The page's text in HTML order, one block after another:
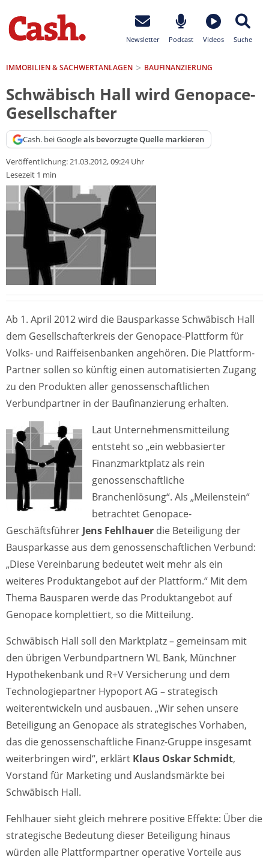
Newsletter Podcast Videos Suche
IMMOBILIEN & SACHWERTANLAGEN BAUFINANZIERUNG
Schwäbisch Hall wird Genopace-
Gesellschafter
Cash. bei Googleals bevorzugte Quelle markieren
Veröffentlichung:21.03.2012, 09:24 Uhr
Lesezeit 1 min
Ab 1. April 2012 wird die Bausparkasse Schwäbisch Hall
dem Gesellschafterkreis der Genopace-Plattform für
Volks- und Raiffeisenbanken angehören. Die Plattform-
Partner sollen so künftig einen automatisierten Zugang
zu den Produkten aller genossenschaftlichen
Verbundpartner in der Baufinanzierung erhalten.
Laut Unternehmensmitteilung
entsteht so „ein webbasierter
Finanzmarktplatz als rein
genossenschaftliche
Branchenlösung“. Als „Meilenstein“
betrachtet Genopace-
Geschäftsführer Jens Fehlhauer die Beteiligung der
Bausparkasse aus dem genossenschaftlichen Verbund:
„Diese Vereinbarung bedeutet weit mehr als ein
weiteres Produktangebot auf der Plattform.“ Mit dem
Thema Bausparen werde das Produktangebot auf
Genopace komplettiert, so die Mitteilung.
Schwäbisch Hall soll den Marktplatz – gemeinsam mit
den übrigen Verbundpartnern WL Bank, Münchner
Hypothekenbank und R+V Versicherung und dem
Technologie­partner Hypoport AG – strategisch
weiterentwickeln und ausbauen. „Wir sehen unsere
Beteiligung an Genopace als strategisches Vorhaben,
das die genos­senschaft­liche Finanz-Gruppe insgesamt
weiterbringen wird“, erklärt Klaus Oskar Schmidt,
Vorstand für Marketing und Auslandsmärkte bei
Schwäbisch Hall.
Fehlhauer sieht gleich mehrere positive Effekte: Über die
strategische Bedeutung dieser Beteiligung hinaus
würden alle Plattformpartner operative Vorteile aus